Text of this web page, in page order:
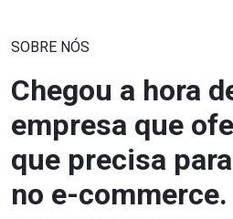
SOBRE NÓS
Chegou a hora
empresa que
que precisa
no e-commerce.